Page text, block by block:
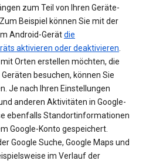
zum Teil von Ihren Geräte-
Beispiel können Sie mit der
Android-Gerätdie
aktivieren oder deaktivieren
Orten erstellen möchten, die
besuchen, können Sie
Je nach Ihren Einstellungen
anderen Aktivitäten in Google-
ebenfalls Standortinformationen
Google-Konto gespeichert.
Google Suche, Google Maps und
im Verlauf der